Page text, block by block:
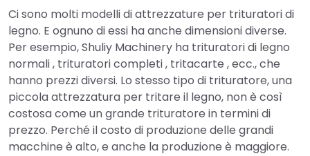
Ci sono molti modelli di attrezzature per trituratori di
legno. E ognuno di essi ha anche dimensioni diverse.
Per esempio, Shuliy Machinery ha trituratori di legno
normali , trituratori completi , tritacarte , ecc., che
hanno prezzi diversi. Lo stesso tipo di trituratore, una
piccola attrezzatura per tritare il legno, non è così
costosa come un grande trituratore in termini di
prezzo. Perché il costo di produzione delle grandi
macchine è alto, e anche la produzione è maggiore.